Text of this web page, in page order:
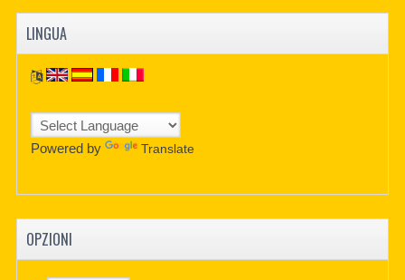
LINGUA
Powered by Translate
OPZIONI